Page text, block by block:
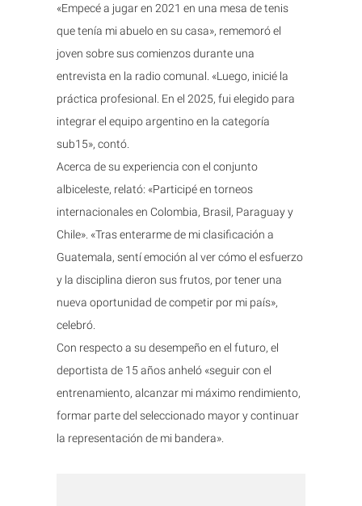
«Empecé a jugar en 2021 en una mesa de tenis
que tenía mi abuelo en su casa», rememoró el
joven sobre sus comienzos durante una
entrevista en la radio comunal. «Luego, inicié la
práctica profesional. En el 2025, fui elegido para
integrar el equipo argentino en la categoría
sub15», contó.
Acerca de su experiencia con el conjunto
albiceleste, relató: «Participé en torneos
internacionales en Colombia, Brasil, Paraguay y
Chile». «Tras enterarme de mi clasificación a
Guatemala, sentí emoción al ver cómo el esfuerzo
y la disciplina dieron sus frutos, por tener una
nueva oportunidad de competir por mi país»,
celebró.
Con respecto a su desempeño en el futuro, el
deportista de 15 años anheló «seguir con el
entrenamiento, alcanzar mi máximo rendimiento,
formar parte del seleccionado mayor y continuar
la representación de mi bandera».